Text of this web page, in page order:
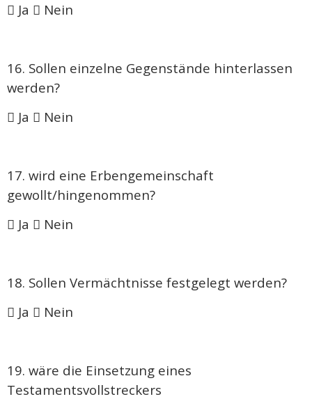
 Ja  Nein
16. Sollen einzelne Gegenstände hinterlassen
werden?
 Ja  Nein
17. wird eine Erbengemeinschaft
gewollt/hingenommen?
 Ja  Nein
18. Sollen Vermächtnisse festgelegt werden?
 Ja  Nein
19. wäre die Einsetzung eines
Testamentsvollstreckers